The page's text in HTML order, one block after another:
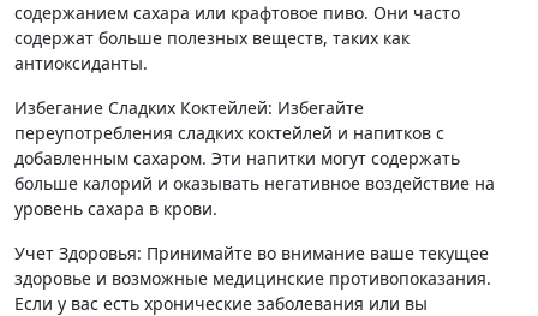
содержанием сахара или крафтовое пиво. Они часто
содержат больше полезных веществ, таких как
антиоксиданты.
Избегание Сладких Коктейлей: Избегайте
переупотребления сладких коктейлей и напитков с
добавленным сахаром. Эти напитки могут содержать
больше калорий и оказывать негативное воздействие на
уровень сахара в крови.
Учет Здоровья: Принимайте во внимание ваше текущее
здоровье и возможные медицинские противопоказания.
Если у вас есть хронические заболевания или вы